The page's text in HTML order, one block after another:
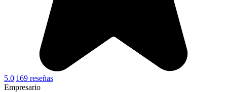
5.0|169 reseñas
Empresario